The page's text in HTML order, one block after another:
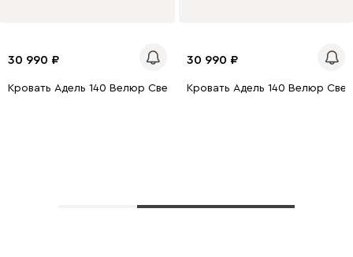
30 990
Кровать Адель 140 Велюр Светло-розовый
30 990
Кровать Адель 140 Велюр